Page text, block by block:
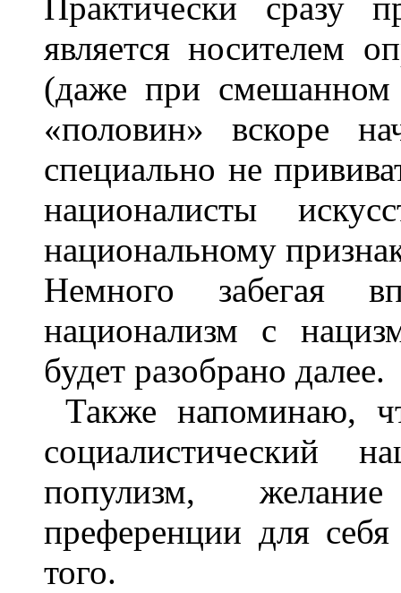
Практически сразу
является носителем
(даже при
«половин» вскоре
специально не
националисты
национальному
Немного забегая
национализм с
будет разобрано далее.
Также напоминаю,
популизм,
преференции для
того.